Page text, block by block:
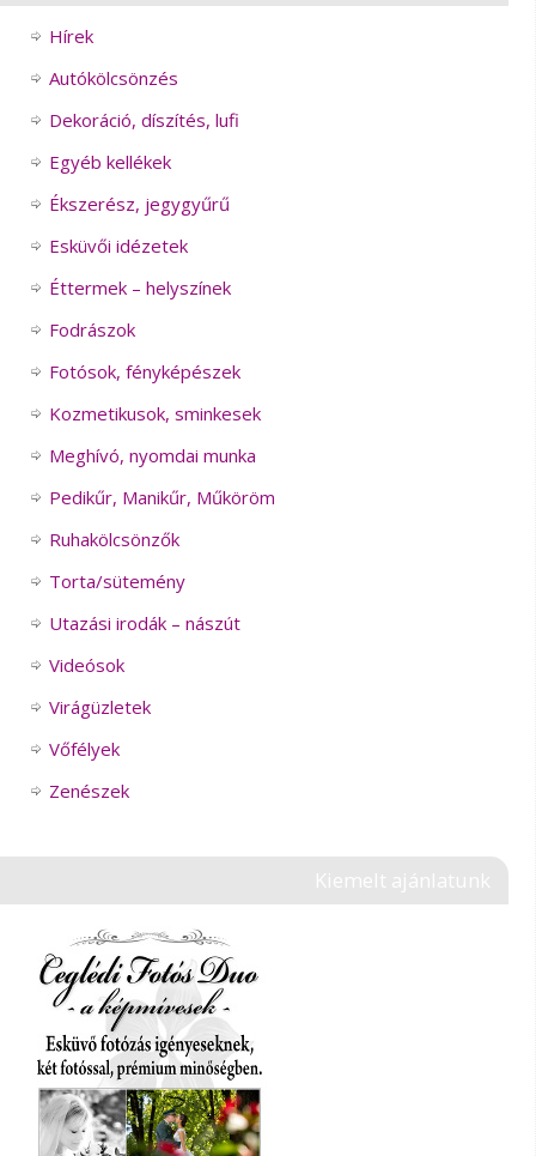
Hírek
Autókölcsönzés
Dekoráció, díszítés, lufi
Egyéb kellékek
Ékszerész, jegygyűrű
Esküvői idézetek
Éttermek – helyszínek
Fodrászok
Fotósok, fényképészek
Kozmetikusok, sminkesek
Meghívó, nyomdai munka
Pedikűr, Manikűr, Műköröm
Ruhakölcsönzők
Torta/sütemény
Utazási irodák – nászút
Videósok
Virágüzletek
Vőfélyek
Zenészek
Kiemelt ajánlatunk